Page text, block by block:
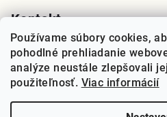
Používame súbory cookies,
pohodlné prehliadanie
analýze neustále zlepšovali
použiteľnosť. Viac informácií
Kontakt
info@thegreat.sk
+421 910 909 270